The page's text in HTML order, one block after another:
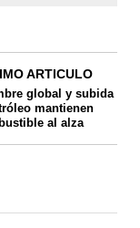
ARTICULO
global y subida
mantienen
al alza